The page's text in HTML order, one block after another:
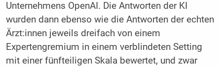
Unternehmens OpenAI. Die Antworten der KI
wurden dann ebenso wie die Antworten der echten
Ärzt:innen jeweils dreifach von einem
Expertengremium in einem verblindeten Setting
mit einer fünfteiligen Skala bewertet, und zwar